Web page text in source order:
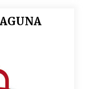
eta Ringo Starr-en